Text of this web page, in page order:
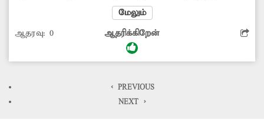
என 2 இடங்கள் உள்ளன. வேலூர்-
திருவண்ணாமலை மார்க்கமாகச் செல்லும்
பஸ்கள் இங்கு நின்று செல்கின்றன. பழைய
பஸ் நிறுத்தம் பகுதியில் இருந்த பயணிகள்
முன்பு நெடுஞ்சாலைத்துறையினர் இடித்து
அகற்றி விட்டனர். இடித்த இடத்திலேயே புதிய
மேலும்
ஆதரவு: 0 ஆதரிக்கிறேன்
< PREVIOUS
NEXT >